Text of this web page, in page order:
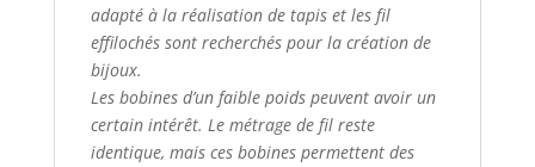
adapté à la réalisation de tapis et les fil
effilochés sont recherchés pour la création de
bijoux.
Les bobines d’un faible poids peuvent avoir un
certain intérêt. Le métrage de fil reste
identique, mais ces bobines permettent des